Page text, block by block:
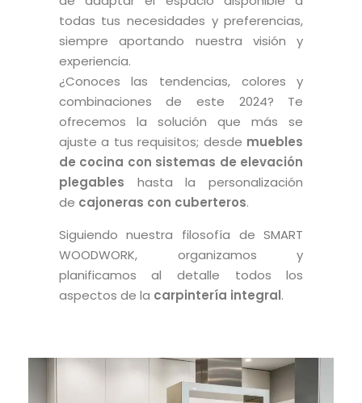
todas tus necesidades y preferencias,
siempre aportando nuestra visión y
experiencia.
¿Conoces las tendencias, colores y
combinaciones de este 2024? Te
ofrecemos la solución que más se
ajuste a tus requisitos; desde muebles
de cocina con sistemas de elevación
plegables hasta la personalización
de cajoneras con cuberteros.
Siguiendo nuestra filosofía de SMART
WOODWORK, organizamos y
planificamos al detalle todos los
aspectos de la carpintería integral.